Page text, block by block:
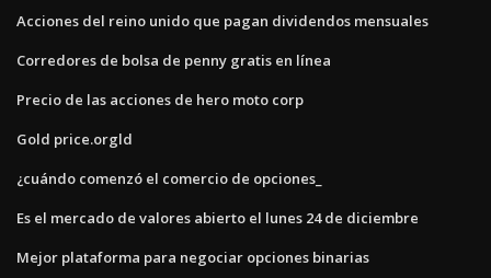
Acciones del reino unido que pagan dividendos mensuales
Corredores de bolsa de penny gratis en línea
Precio de las acciones de hero moto corp
Gold price.orgld
¿cuándo comenzó el comercio de opciones_
Es el mercado de valores abierto el lunes 24 de diciembre
Mejor plataforma para negociar opciones binarias